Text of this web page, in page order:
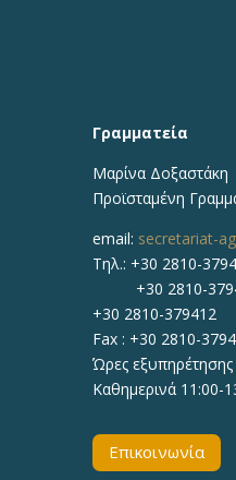
Γραμματεία
Μαρίνα Δοξαστάκη
Προϊσταμένη
email: secretariat-
Τηλ.: +30 2810-
+30 2810-
+30 2810-379412
Fax : +30 2810-
Ώρες
Καθημερινά 11:00-
Επικοινωνία